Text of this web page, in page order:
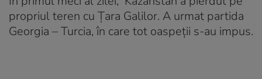
propriul teren cu Țara Galilor. A urmat partida
Georgia – Turcia, în care tot oaspeții s-au impus.